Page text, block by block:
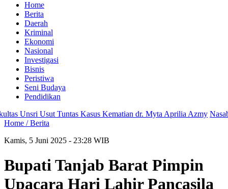
Home
Berita
Daerah
Kriminal
Ekonomi
Nasional
Investigasi
Bisnis
Peristiwa
Seni Budaya
Pendidikan
Unsri Usut Tuntas Kasus Kematian dr. Myta Aprilia Azmy Nasabah
Home /Berita
Kamis, 5 Juni 2025 - 23:28 WIB
Bupati Tanjab Barat Pimpin
Upacara Hari Lahir Pancasila